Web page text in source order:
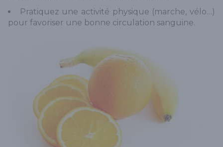
Pratiquez une activité physique (marche, vélo…)
pour favoriser une bonne circulation sanguine.